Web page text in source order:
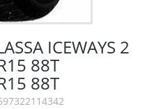
ICEWAYS 2
88T
88T